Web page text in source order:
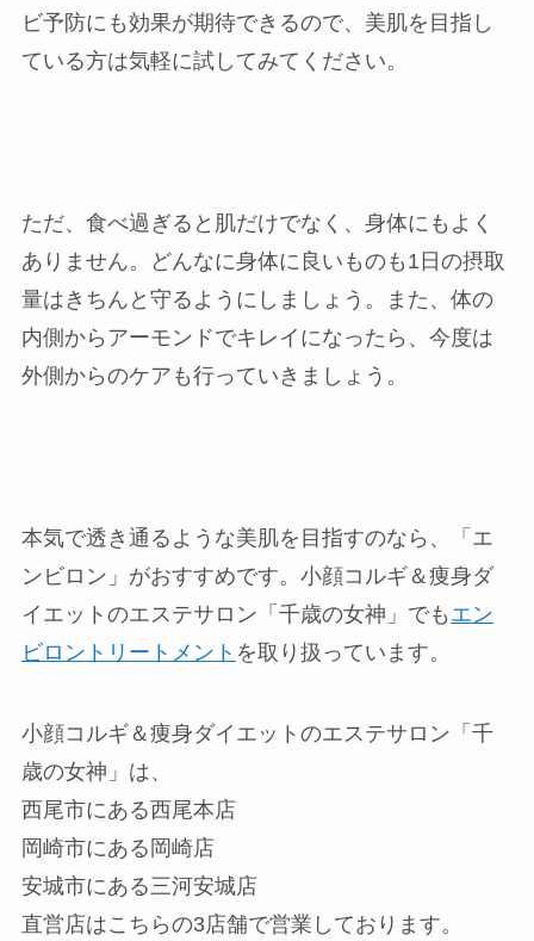
ビ予防にも効果が期待できるので、美肌を目指し
ている方は気軽に試してみてください。
ただ、食べ過ぎると肌だけでなく、身体にもよく
ありません。どんなに身体に良いものも1日の摂取
量はきちんと守るようにしましょう。また、体の
内側からアーモンドでキレイになったら、今度は
外側からのケアも行っていきましょう。
本気で透き通るような美肌を目指すのなら、「エ
ンビロン」がおすすめです。小顔コルギ＆痩身ダ
イエットのエステサロン「千歳の女神」でも エン
ビロントリートメント を取り扱っています。
小顔コルギ＆痩身ダイエットのエステサロン「千
歳の女神」は、
西尾市にある西尾本店
岡崎市にある岡崎店
安城市にある三河安城店
直営店はこちらの3店舗で営業しております。